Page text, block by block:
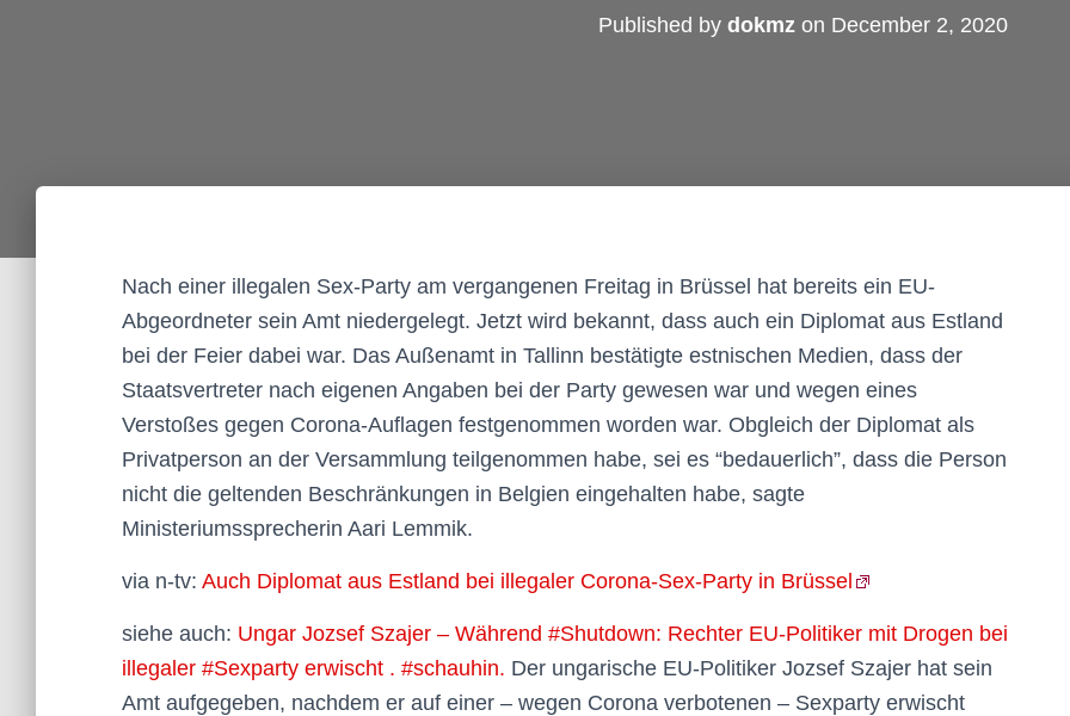
Published by dokmzon December 2, 2020
Nach einer illegalen Sex-Party am vergangenen Freitag in Brüssel hat bereits ein EU-
Abgeordneter sein Amt niedergelegt. Jetzt wird bekannt, dass auch ein Diplomat aus Estland
bei der Feier dabei war. Das Außenamt in Tallinn bestätigte estnischen Medien, dass der
Staatsvertreter nach eigenen Angaben bei der Party gewesen war und wegen eines
Verstoßes gegen Corona-Auflagen festgenommen worden war. Obgleich der Diplomat als
Privatperson an der Versammlung teilgenommen habe, sei es “bedauerlich”, dass die Person
nicht die geltenden Beschränkungen in Belgien eingehalten habe, sagte
Ministeriumssprecherin Aari Lemmik.
via n-tv: Auch Diplomat aus Estland bei illegaler Corona-Sex-Party in Brüssel
siehe auch: Ungar Jozsef Szajer – Während #Shutdown: Rechter EU-Politiker mit Drogen bei
illegaler #Sexparty erwischt . #schauhin. Der ungarische EU-Politiker Jozsef Szajer hat sein
Amt aufgegeben, nachdem er auf einer – wegen Corona verbotenen – Sexparty erwischt